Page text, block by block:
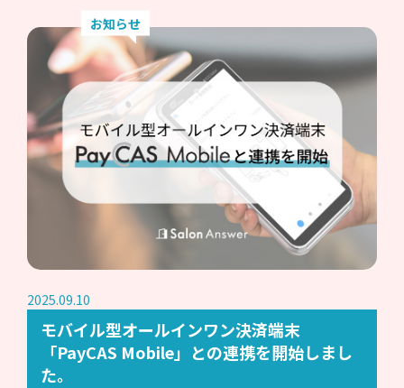
お知らせ
2025.09.10
モバイル型オールインワン決済端末
「PayCAS Mobile」との連携を開始しまし
た。